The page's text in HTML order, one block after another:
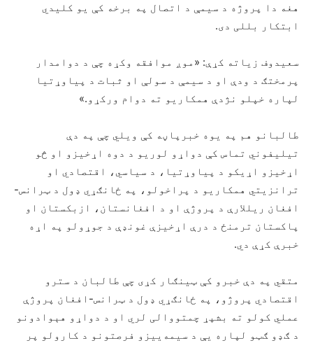
هغه دا پروژه د سیمې د اتصال په برخه کې یو کلیدي
ابتکار بللی دی.
سعیدوف زیاته کړې: «موږ موافقه وکړه چې د دوامدار
پرمختګ د ودې او د سیمې د سولې او ثبات د پیاوړتیا
لپاره خپلو نژدې همکاریو ته دوام ورکړو.»
طالبانو هم په یوه خبرپاڼه کې ویلي چې په دې
تیلیفوني تماس کې دواړو لوریو د دوه اړخیزو او څو
اړخیزو اړیکو د پیاوړتیا، د سیاسي، اقتصادي او
ترانزیتي همکاریو د پراخولو، په ځانګړي ډول د ټرانس-
افغان ریللارې د پروژې او د افغانستان، ازبکستان او
پاکستان ترمنځ د درې اړخیزې غونډې د جوړولو په اړه
خبرې کړې دي.
متقي په دې خبرو کې ټینګار کړی چې طالبان د سترو
اقتصادي پروژو، په ځانګړي ډول د ټرانس-افغان پروژې
عملي کولو ته بشپړ چمتووالی لري او د دواړو هېوادونو
د ګډو ګټو لپاره یې د سیمه‌ییزو فرصتونو د کارولو پر